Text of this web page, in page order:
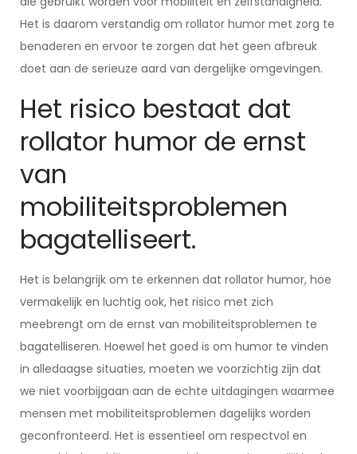
Het is daarom verstandig om rollator humor met zorg te
benaderen en ervoor te zorgen dat het geen afbreuk
doet aan de serieuze aard van dergelijke omgevingen.
Het risico bestaat dat
rollator humor de ernst
van
mobiliteitsproblemen
bagatelliseert.
Het is belangrijk om te erkennen dat rollator humor, hoe
vermakelijk en luchtig ook, het risico met zich
meebrengt om de ernst van mobiliteitsproblemen te
bagatelliseren. Hoewel het goed is om humor te vinden
in alledaagse situaties, moeten we voorzichtig zijn dat
we niet voorbijgaan aan de echte uitdagingen waarmee
mensen met mobiliteitsproblemen dagelijks worden
geconfronteerd. Het is essentieel om respectvol en